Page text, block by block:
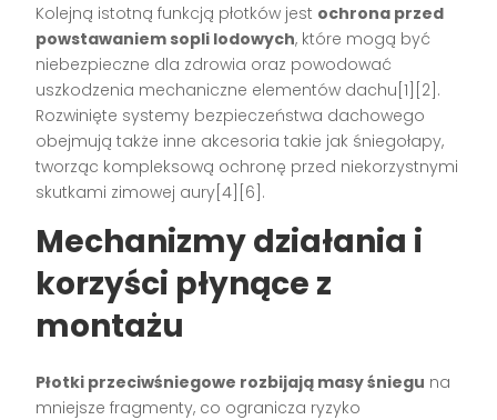
Kolejną istotną funkcją płotków jest ochrona przed
powstawaniem sopli lodowych, które mogą być
niebezpieczne dla zdrowia oraz powodować
uszkodzenia mechaniczne elementów dachu[1][2].
Rozwinięte systemy bezpieczeństwa dachowego
obejmują także inne akcesoria takie jak śniegołapy,
tworząc kompleksową ochronę przed niekorzystnymi
skutkami zimowej aury[4][6].
Mechanizmy działania i
korzyści płynące z
montażu
Płotki przeciwśniegowe rozbijają masy śniegu na
mniejsze fragmenty, co ogranicza ryzyko